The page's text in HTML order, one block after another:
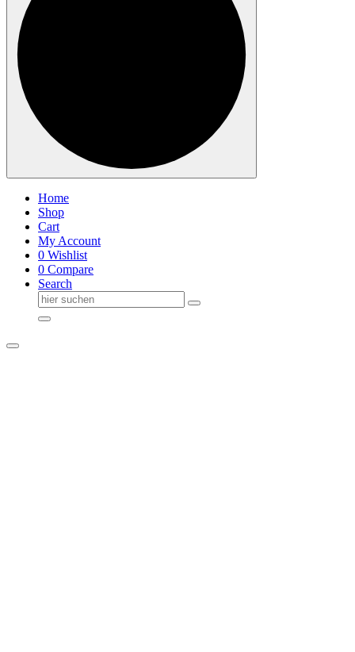
Home
Shop
Cart
My Account
0 Wishlist
0 Compare
Search
Suche
nach: